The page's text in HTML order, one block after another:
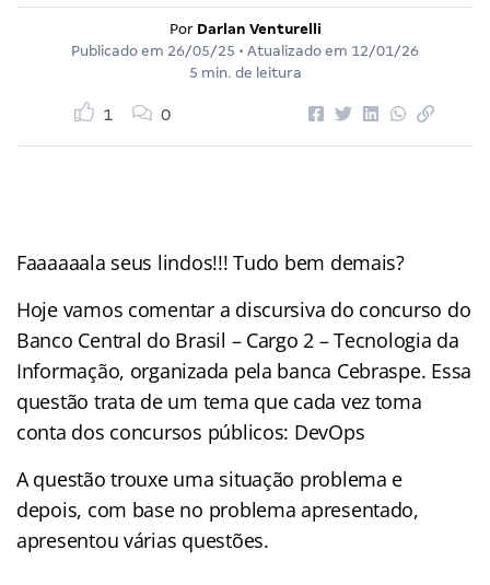
Por Darlan Venturelli
Publicado em 26/05/25 • Atualizado em 12/01/26
5 min. de leitura
1 0
Faaaaaala seus lindos!!! Tudo bem demais?
Hoje vamos comentar a discursiva do concurso do
Banco Central do Brasil – Cargo 2 – Tecnologia da
Informação, organizada pela banca Cebraspe. Essa
questão trata de um tema que cada vez toma
conta dos concursos públicos: DevOps
A questão trouxe uma situação problema e
depois, com base no problema apresentado,
apresentou várias questões.